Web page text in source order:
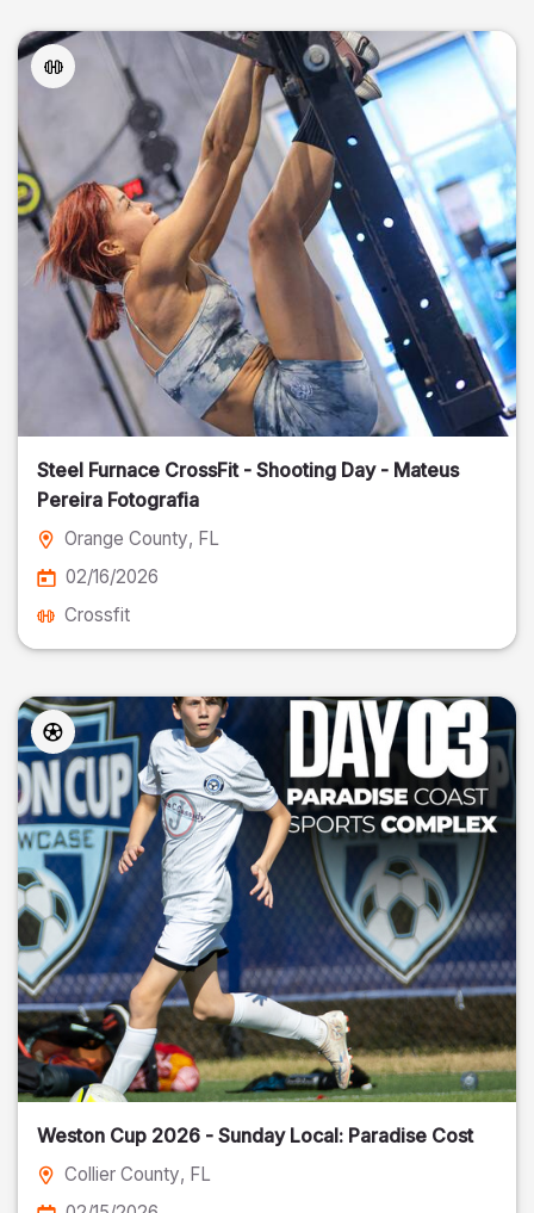
Steel Furnace CrossFit - Shooting Day - Mateus
Pereira Fotografia
Orange County, FL
02/16/2026
Crossfit
Weston Cup 2026 - Sunday Local: Paradise Cost
Collier County, FL